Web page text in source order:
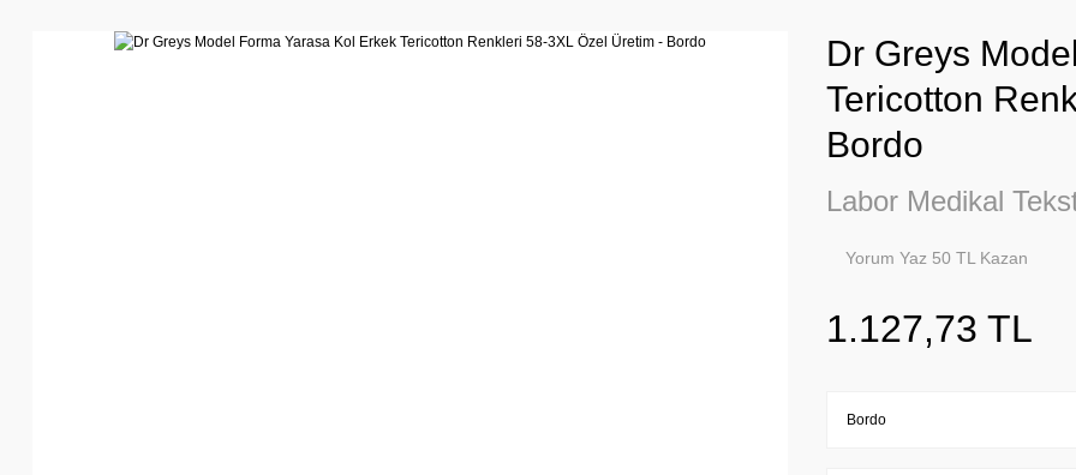
Dr Greys
Tericotton
Bordo
Labor Medikal
Yorum Yaz 50 TL Kazan
1.127,73 TL